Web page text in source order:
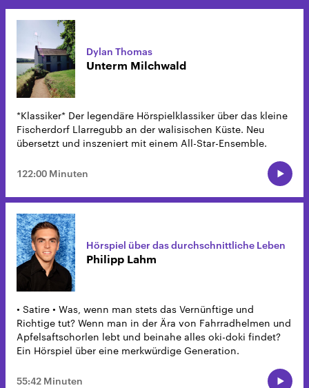
Dylan Thomas
Unterm Milchwald
*Klassiker* Der legendäre Hörspielklassiker über das kleine
Fischerdorf Llarregubb an der walisischen Küste. Neu
übersetzt und inszeniert mit einem All-Star-Ensemble.
122:00 Minuten
Hörspiel über das durchschnittliche Leben
Philipp Lahm
• Satire • Was, wenn man stets das Vernünftige und
Richtige tut? Wenn man in der Ära von Fahrradhelmen und
Apfelsaftschorlen lebt und beinahe alles oki-doki findet?
Ein Hörspiel über eine merkwürdige Generation.
55:42 Minuten